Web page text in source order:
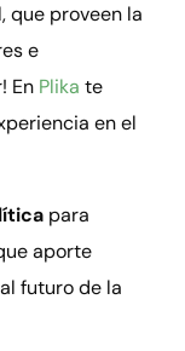
que proveen la
e
En Plika te
en el
para
aporte
futuro de la